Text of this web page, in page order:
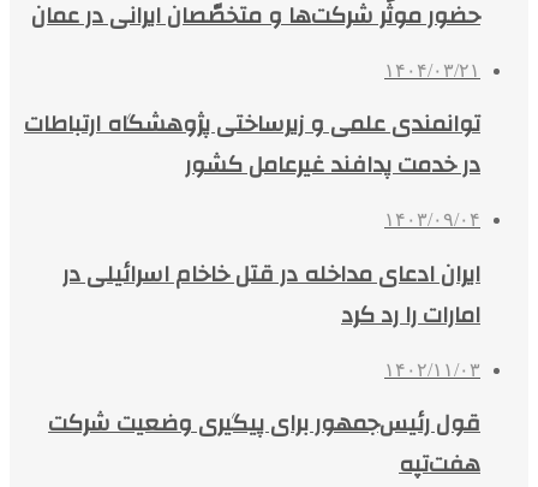
حضور موثّر شرکت‌ها و متخصّصان ایرانی در عمان
۱۴۰۴/۰۳/۲۱
توانمندی علمی و زیرساختی پژوهشگاه ارتباطات
در خدمت پدافند غیرعامل کشور
۱۴۰۳/۰۹/۰۴
ایران ادعای مداخله در قتل خاخام اسرائیلی در
امارات را رد کرد
۱۴۰۲/۱۱/۰۳
قول رئیس‌جمهور برای پیگیری وضعیت شرکت
هفت‌تپه